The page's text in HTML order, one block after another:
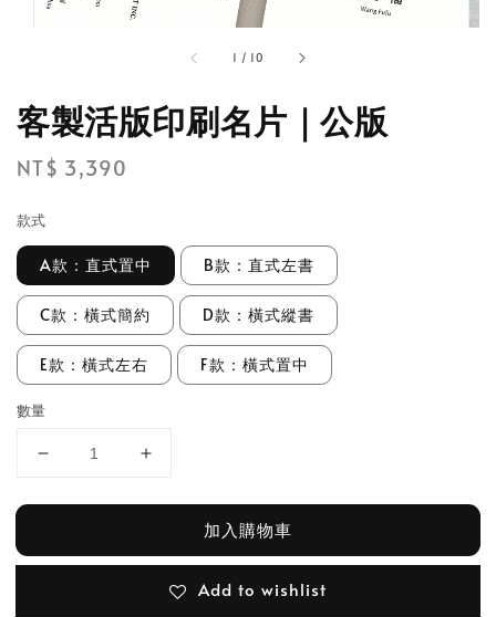
1 / 10
客製活版印刷名片｜公版
Regular
NT$ 3,390
款式
A款：直式置中 B款：直式左書
C款：橫式簡約 D款：橫式縱書
E款：橫式左右 F款：橫式置中
數量
加入購物車
Add to wishlist